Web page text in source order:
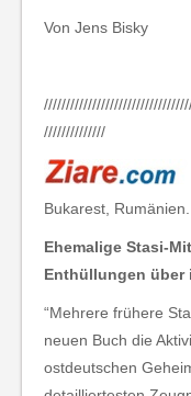
Von Jens Bisky
//////////////
Bukarest,
Ehemalige Stasi-
Enthüllungen über
“Mehrere frühere
neuen Buch die
ostdeutschen